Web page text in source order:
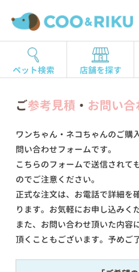
ペット検索 店舗を探す
ご参考見積 ・ お問い合
ワンちゃん・ネコちゃんのご購
問い合わせフォームです。
こちらのフォームで送信されて
のでご注意ください。
正式な注文は、お電話で詳細を
ります。お気軽にお申し込みく
また、お問い合わせ頂いた内容
頂くこともございます。予めご